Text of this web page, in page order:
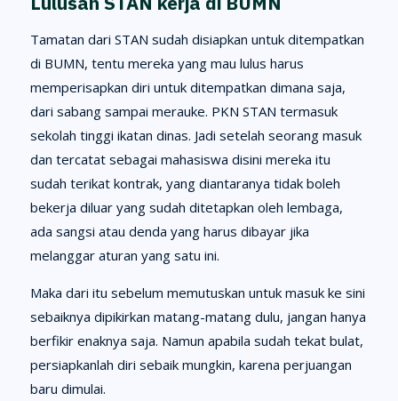
Tamatan dari STAN sudah disiapkan untuk ditempatkan
di BUMN, tentu mereka yang mau lulus harus
memperisapkan diri untuk ditempatkan dimana saja,
dari sabang sampai merauke. PKN STAN termasuk
sekolah tinggi ikatan dinas. Jadi setelah seorang masuk
dan tercatat sebagai mahasiswa disini mereka itu
sudah terikat kontrak, yang diantaranya tidak boleh
bekerja diluar yang sudah ditetapkan oleh lembaga,
ada sangsi atau denda yang harus dibayar jika
melanggar aturan yang satu ini.
Maka dari itu sebelum memutuskan untuk masuk ke sini
sebaiknya dipikirkan matang-matang dulu, jangan hanya
berfikir enaknya saja. Namun apabila sudah tekat bulat,
persiapkanlah diri sebaik mungkin, karena perjuangan
baru dimulai.